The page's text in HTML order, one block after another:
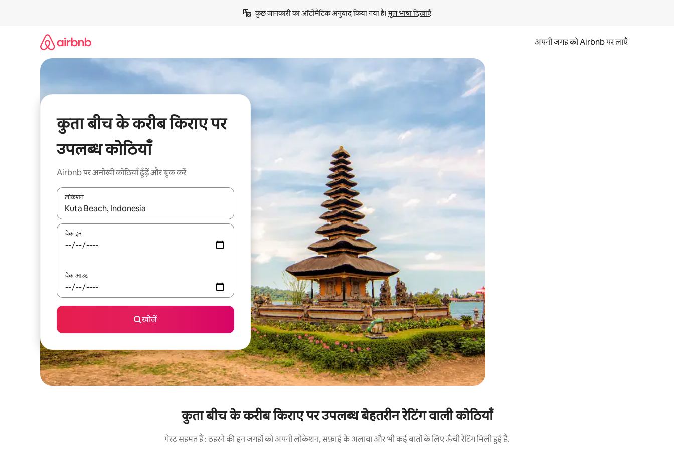
कुछ जानकारी का ऑटोमैटिक अनुवाद किया गया है। मूल भाषा दिखाएँ
अपनी जगह को Airbnb पर लाएँ
कुता बीच के करीब किराए पर
उपलब्ध कोठियाँ
Airbnb पर अनोखी कोठियाँ ढूँढ़ें और बुक करें
लोकेशन
नतीजों के उपलब्ध होने पर, अप और डाउन 'ऐरो की' का इस्तेमाल करके नेविगेट करें या टच या फिर स्वाइप जेस्चर का इस्तेमाल करके एक्सप्लोर करें।
चेक इन
चेक आउट
खोजें
कुता बीच के करीब किराए पर उपलब्ध बेहतरीन रेटिंग वाली कोठियाँ
गेस्ट सहमत हैं : ठहरने की इन जगहों को अपनी लोकेशन, सफ़ाई के अलावा और भी कई बातों के लिए ऊँची रेटिंग मिली हुई है.